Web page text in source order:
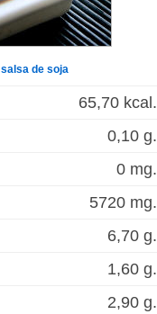
salsa de soja
65,70 kcal.
0,10 g.
0 mg.
5720 mg.
6,70 g.
1,60 g.
2,90 g.